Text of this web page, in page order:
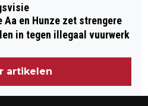
Aa en Hunze zet strengere
in tegen illegaal vuurwerk
artikelen